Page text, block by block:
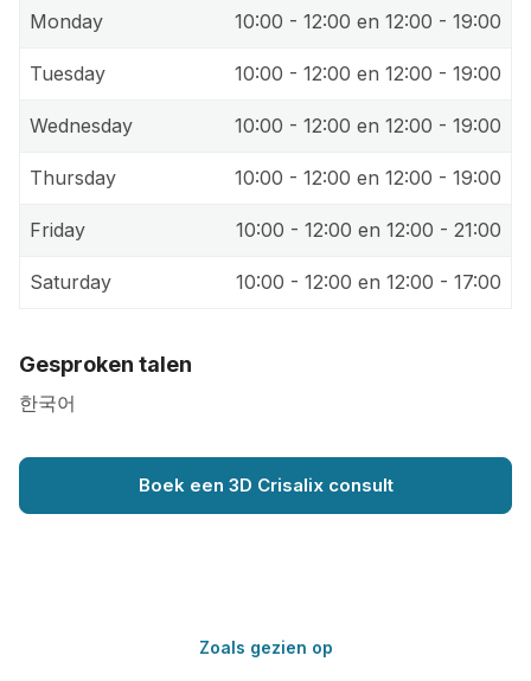
Monday 10:00 - 12:00 en 12:00 - 19:00
Tuesday 10:00 - 12:00 en 12:00 - 19:00
Wednesday 10:00 - 12:00 en 12:00 - 19:00
Thursday 10:00 - 12:00 en 12:00 - 19:00
Friday 10:00 - 12:00 en 12:00 - 21:00
Saturday 10:00 - 12:00 en 12:00 - 17:00
Gesproken talen
한국어
Boek een 3D Crisalix consult
Zoals gezien op